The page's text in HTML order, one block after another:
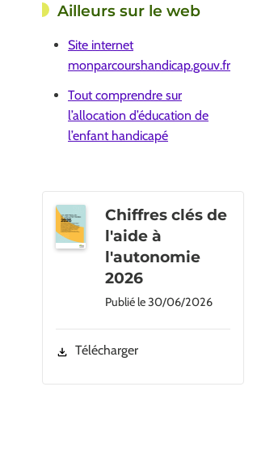
Ailleurs sur le web
Site internet
monparcourshandicap.gouv.fr
Tout comprendre sur
l’allocation d’éducation de
l’enfant handicapé
Chiffres clés de
l'aide à
l'autonomie
2026
Publié le30/06/2026
Télécharger